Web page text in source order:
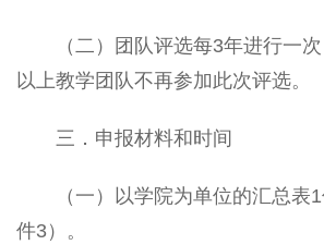
（二）团队评选每3年进行一次
以上教学团队不再参加此次评选。
三．申报材料和时间
（一）以学院为单位的汇总表1
件3）。